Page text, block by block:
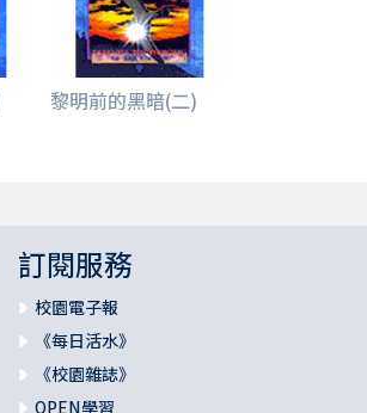
黎明前的黑暗(二)
訂閱服務
校園電子報
《每日活水》
《校園雜誌》
OPEN學習